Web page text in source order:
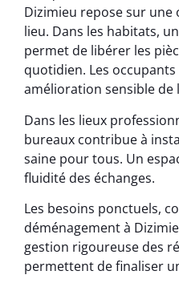
Dizimieu repose sur
lieu. Dans les habitats,
permet de libérer les
quotidien. Les
amélioration sensible de
Dans les lieux
bureaux contribue à
saine pour tous. Un
fluidité des échanges.
Les besoins ponctuels,
déménagement à
gestion rigoureuse des
permettent de finaliser